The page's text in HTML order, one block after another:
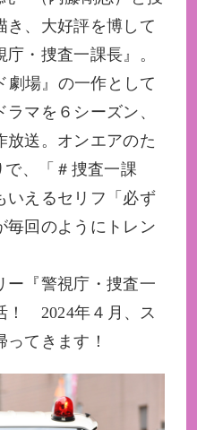
き、大好評を博して
・捜査一課長』。
場』の一作として
マを６シーズン、
放送。オンエアのた
で、「＃捜査一課
いえるセリフ「必ず
毎回のようにトレン
『警視庁・捜査一
！ 2024年４月、ス
てきます！